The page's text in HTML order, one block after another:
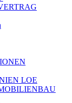
LOE